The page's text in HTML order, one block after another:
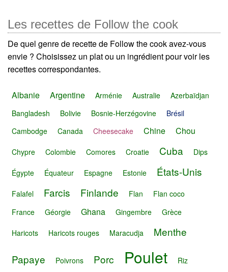
Les recettes de Follow the cook
De quel genre de recette de Follow the cook avez-vous
envie ? Choisissez un plat ou un ingrédient pour voir les
recettes correspondantes.
Albanie Argentine Arménie Australie
Azerbaïdjan
Bangladesh
Bolivie Bosnie-Herzégovine
Brésil
Cambodge
Canada Cheesecake Chine Chou
Chypre Colombie Comores Croatie Cuba Dips
Égypte Équateur Espagne Estonie États-Unis
Falafel Farcis Finlande Flan
Flan coco
France
Géorgie Ghana Gingembre Grèce
Haricots Haricots rouges Maracudja
Menthe
Papaye
Poivrons Porc Poulet Riz